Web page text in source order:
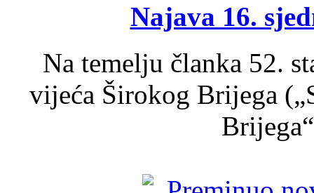
Najava 16.
Na temelju članka 52.
vijeća Širokog Brijega